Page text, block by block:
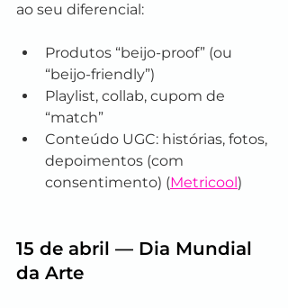
ao seu diferencial:
Produtos “beijo-proof” (ou
“beijo-friendly”)
Playlist, collab, cupom de
“match”
Conteúdo UGC: histórias, fotos,
depoimentos (com
consentimento) (Metricool )
15 de abril — Dia Mundial
da Arte